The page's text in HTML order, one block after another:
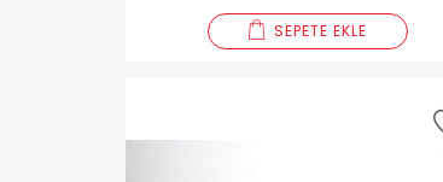
SEPETE EKLE